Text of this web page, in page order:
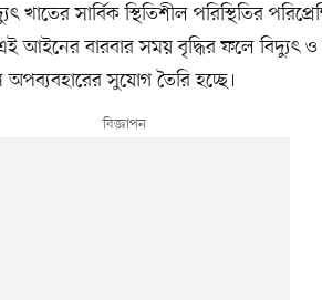
খাতের সার্বিক স্থিতিশীল পরিস্থিতির
আইনের বারবার সময় বৃদ্ধির ফলে বিদ্যুৎ ও
সুযোগ তৈরি হচ্ছে।